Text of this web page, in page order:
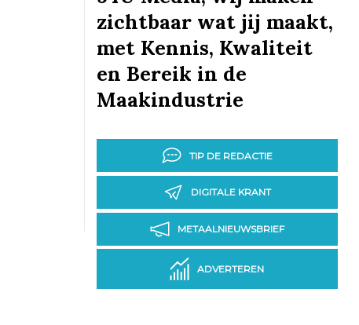
zichtbaar wat jij maakt,
met Kennis, Kwaliteit
en Bereik in de
Maakindustrie
TIP DE REDACTIE
DIGITALE KRANT
METAALNIEUWSBRIEF
ADVERTEREN